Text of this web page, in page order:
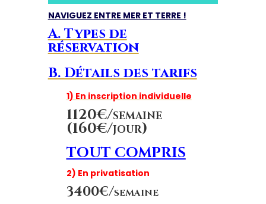
NAVIGUEZ ENTRE MER ET TERRE !
A. Types de
réservation
B. Détails des tarifs
1) En inscription individuelle
1120€/semaine
(160€/jour)
TOUT COMPRIS
2) En privatisation
3400€/semaine